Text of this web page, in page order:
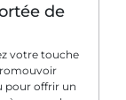
de
votre touche
pour offrir un